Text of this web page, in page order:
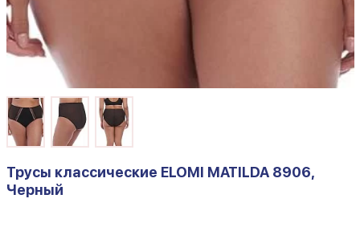
Трусы классические ELOMI MATILDA 8906,
Черный